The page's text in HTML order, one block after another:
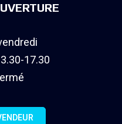
17.30